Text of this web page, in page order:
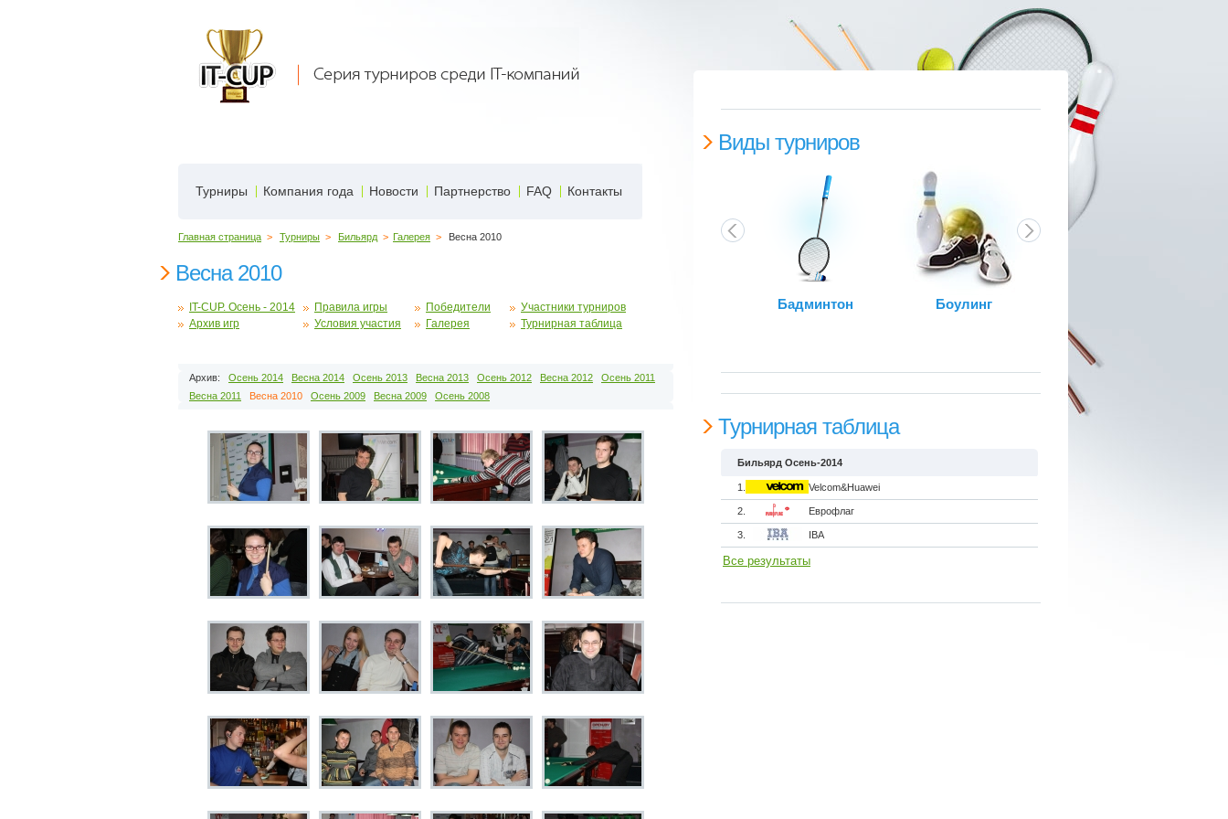
Турниры Компания года Новости Партнерство FAQ Контакты
Главная страница > Турниры > Бильярд > Галерея > Весна 2010
Весна 2010
IT-CUP. Осень - 2014
Архив игр
Правила игры
Условия участия
Победители
Галерея
Участники турниров
Турнирная таблица
Архив: Осень 2014 Весна 2014 Осень 2013 Весна 2013 Осень 2012 Весна 2012
Осень 2011
Весна 2011
Весна 2010 Осень 2009 Весна 2009 Осень 2008
Виды турниров
Бадминтон Боулинг
Турнирная таблица
Бильярд Осень-2014
1. Velcom&Huawei
2. Еврофлаг
3. IBA
Все результаты